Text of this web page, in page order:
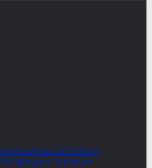
jährigen Jubiläum